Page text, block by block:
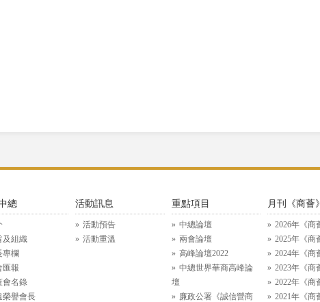
總
及組織
專欄
匯報
會名錄
榮譽會長
活動訊息
活動預告
活動重溫
重點項目
中總論壇
兩會論壇
高峰論壇2022
中總世界華商高峰論
壇
廉政公署《誠信營商
月刊《商薈
2026年《商
2025年《商
2024年《商
2023年《商
2022年《商
2021年《商